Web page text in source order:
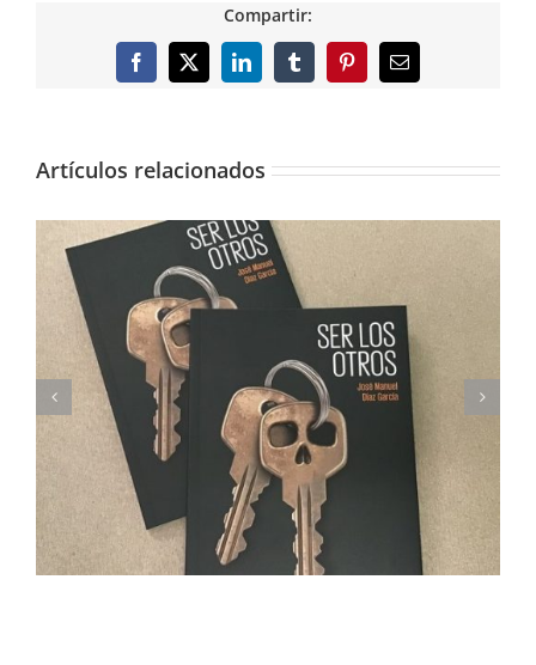
Compartir:
Facebook
X LinkedInTumblrPinterestCorreo
electrónico
Artículos relacionados
Imprimimos Proscripti, la nueva novela de Ian S.
Martin